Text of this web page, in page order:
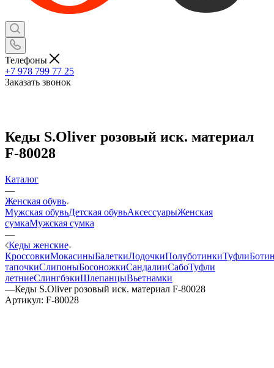
Телефоны
+7 978 799 77 25
Заказать звонок
Кеды S.Oliver розовый иск. материал
F-80028
Каталог
—
Женская обувь
Мужская обувьДетская обувьАксессуарыЖенская
сумкаМужская сумка
—
Кеды женские
КроссовкиМокасиныБалеткиЛодочкиПолуботинкиТуфли
тапочкиСлипоныБосоножкиСандалииСабоТуфли
летниеСлингбэкиШлепанцыВьетнамки
—Кеды S.Oliver розовый иск. материал F-80028
Артикул: F-80028